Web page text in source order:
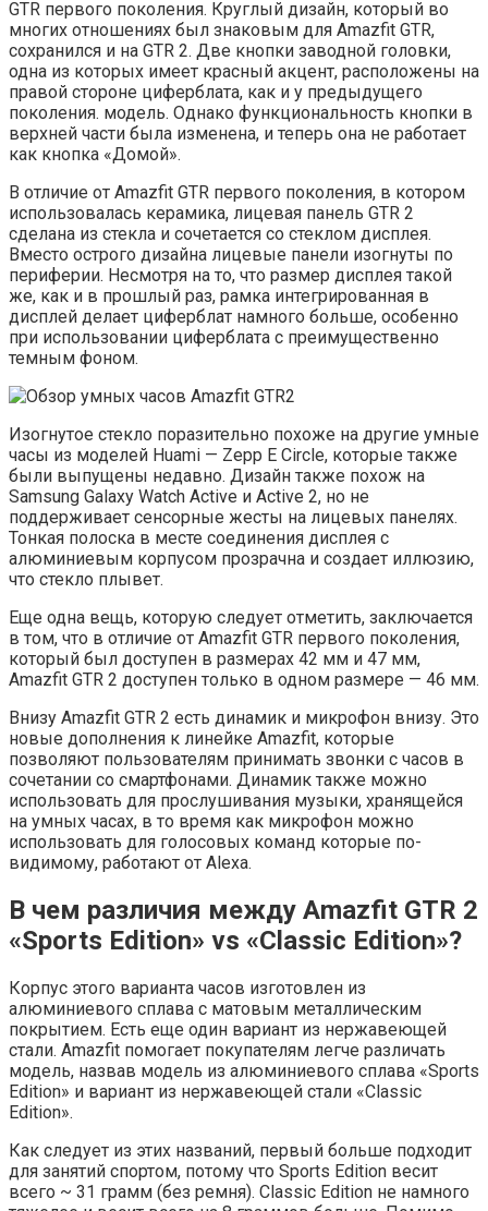
GTR первого поколения. Круглый дизайн, который во
многих отношениях был знаковым для Amazfit GTR,
сохранился и на GTR 2. Две кнопки заводной головки,
одна из которых имеет красный акцент, расположены на
правой стороне циферблата, как и у предыдущего
поколения. модель. Однако функциональность кнопки в
верхней части была изменена, и теперь она не работает
как кнопка «Домой».
В отличие от Amazfit GTR первого поколения, в котором
использовалась керамика, лицевая панель GTR 2
сделана из стекла и сочетается со стеклом дисплея.
Вместо острого дизайна лицевые панели изогнуты по
периферии. Несмотря на то, что размер дисплея такой
же, как и в прошлый раз, рамка интегрированная в
дисплей делает циферблат намного больше, особенно
при использовании циферблата с преимущественно
темным фоном.
Изогнутое стекло поразительно похоже на другие умные
часы из моделей Huami — Zepp E Circle, которые также
были выпущены недавно. Дизайн также похож на
Samsung Galaxy Watch Active и Active 2, но не
поддерживает сенсорные жесты на лицевых панелях.
Тонкая полоска в месте соединения дисплея с
алюминиевым корпусом прозрачна и создает иллюзию,
что стекло плывет.
Еще одна вещь, которую следует отметить, заключается
в том, что в отличие от Amazfit GTR первого поколения,
который был доступен в размерах 42 мм и 47 мм,
Amazfit GTR 2 доступен только в одном размере — 46 мм.
Внизу Amazfit GTR 2 есть динамик и микрофон внизу. Это
новые дополнения к линейке Amazfit, которые
позволяют пользователям принимать звонки с часов в
сочетании со смартфонами. Динамик также можно
использовать для прослушивания музыки, хранящейся
на умных часах, в то время как микрофон можно
использовать для голосовых команд которые по-
видимому, работают от Alexa.
В чем различия между Amazfit GTR 2
«Sports Edition» vs «Classic Edition»?
Корпус этого варианта часов изготовлен из
алюминиевого сплава с матовым металлическим
покрытием. Есть еще один вариант из нержавеющей
стали. Amazfit помогает покупателям легче различать
модель, назвав модель из алюминиевого сплава «Sports
Edition» и вариант из нержавеющей стали «Classic
Edition».
Как следует из этих названий, первый больше подходит
для занятий спортом, потому что Sports Edition весит
всего ~ 31 грамм (без ремня). Classic Edition не намного